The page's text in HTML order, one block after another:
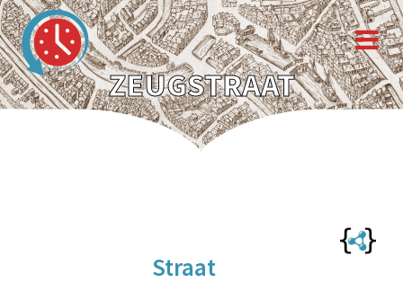
ZEUGSTRAAT
Straat